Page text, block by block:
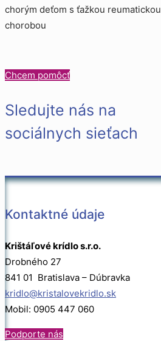
chorým deťom s ťažkou reumatickou
chorobou
Chcem pomôcť
Sledujte nás na
sociálnych sieťach
Kontaktné údaje
Krištáľové krídlo s.r.o.
Drobného 27
841 01 Bratislava – Dúbravka
kridlo@kristalovekridlo.sk
Mobil: 0905 447 060
Podporte nás